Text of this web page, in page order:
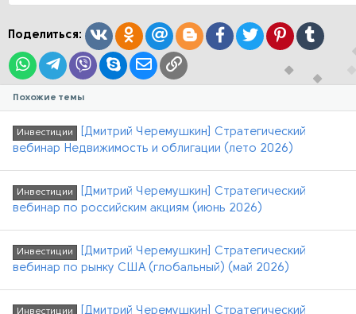
Поделиться: ВконтактеОдноклассники
Mail.ruBloggerFacebook
TwitterPinterestTumblr
WhatsAppTelegram
ViberSkypeЭлектронная почта
Ссылка
Похожие темы
Инвестиции
[Дмитрий Черемушкин] Стратегический
вебинар Недвижимость и облигации (лето 2026)
Инвестиции
[Дмитрий Черемушкин] Стратегический
вебинар по российским акциям (июнь 2026)
Инвестиции
[Дмитрий Черемушкин] Стратегический
вебинар по рынку США (глобальный) (май 2026)
Инвестиции
[Дмитрий Черемушкин] Стратегический